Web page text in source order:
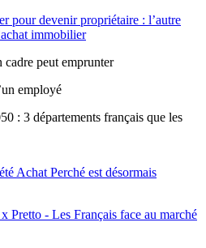
pour devenir propriétaire : l’autre
immobilier
peut emprunter
employé
: 3 départements français que les
Achat Perché est désormais
Pretto - Les Français face au marché